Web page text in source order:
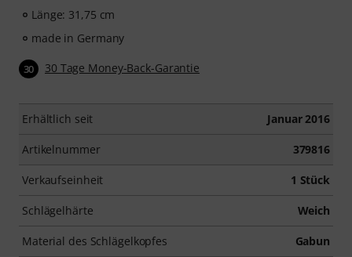
Länge: 31,75 cm
made in Germany
30 30 Tage Money-Back-Garantie
Erhältlich seit Januar 2016
Artikelnummer 379816
Verkaufseinheit 1 Stück
Schlägelhärte Weich
Material des Schlägelkopfes Gabun